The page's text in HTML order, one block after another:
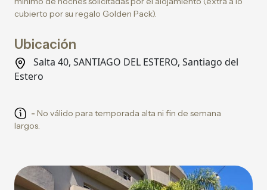
cubierto por su regalo Golden Pack).
Ubicación
Salta 40, SANTIAGO DEL ESTERO, Santiago del
Estero
- No válido para temporada alta ni fin de semana
largos.